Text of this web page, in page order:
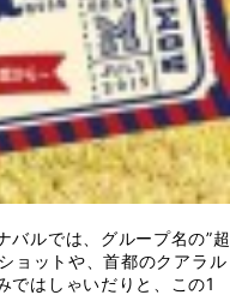
バルでは、グループ名の”超
ョットや、首都のクアラル
ではしゃいだりと、この1